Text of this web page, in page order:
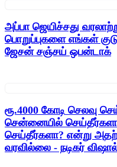
அப்பா ஜெயிச்சது
பொறுப்புகளை எங்கள்
ஜேசன் சஞ்சய் ஒபன்டாக்
ரூ.4000 கோடி செலவு
சென்னையில்
செய்தீர்களா? என்று
வரவில்லை - நடிகர்